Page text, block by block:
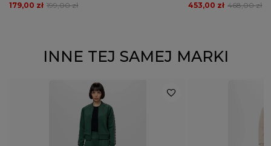
199,00 zł
179,00 zł
468,00 zł
453,00 zł
INNE TEJ SAMEJ MARKI